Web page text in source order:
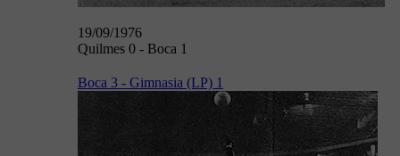
19/09/1976
Quilmes 0 - Boca 1
Boca 3 - Gimnasia (LP) 1